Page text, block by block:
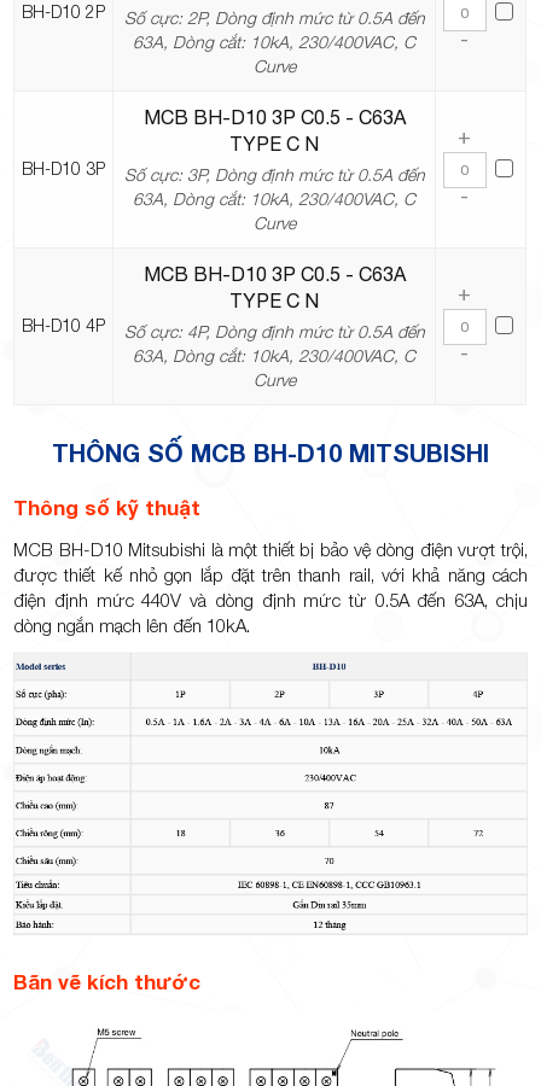
TP.HCM
BH-D10 2P
Số cực: 2P, Dòng định mức từ 0.5A đến
63A, Dòng cắt: 10kA, 230/400VAC, C
Curve
-
BH-D10 3P
MCB BH-D10 3P C0.5 - C63A
TYPE C N
Số cực: 3P, Dòng định mức từ 0.5A đến
63A, Dòng cắt: 10kA, 230/400VAC, C
Curve
+
-
BH-D10 4P
MCB BH-D10 3P C0.5 - C63A
TYPE C N
Số cực: 4P, Dòng định mức từ 0.5A đến
63A, Dòng cắt: 10kA, 230/400VAC, C
Curve
+
-
THÔNG SỐ MCB BH-D10 MITSUBISHI
Thông số kỹ thuật
MCB BH-D10 Mitsubishi là một thiết bị bảo vệ dòng điện vượt trội,
được thiết kế nhỏ gọn lắp đặt trên thanh rail, với khả năng cách
điện định mức 440V và dòng định mức từ 0.5A đến 63A, chịu
dòng ngắn mạch lên đến 10kA.
Bãn vẽ kích thước